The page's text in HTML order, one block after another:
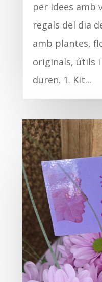
per idees amb
regals del dia
amb plantes,
originals, útils
duren. 1. Kit...